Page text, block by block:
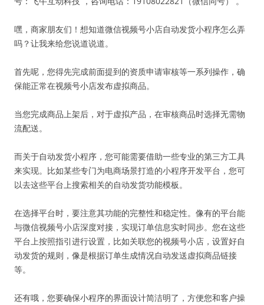
嘿，商家朋友们！想知道微信视频号小店自动发货小程序怎么弄
吗？让我来给您说道说道。
首先呢，您得先完成前面提到的资质申请审核等一系列操作，确
保能正常在视频号小店发布虚拟商品。
当您完成商品上架后，对于虚拟产品，在审核商品时选择无需物
流配送。
而关于自动发货小程序，您可能需要借助一些专业的第三方工具
来实现。比如某些专门为电商场景打造的小程序开发平台，您可
以去这些平台上搜索相关的自动发货功能模板。
在选择平台时，要注意其功能的完整性和稳定性。像有的平台能
与微信视频号小店深度对接，实现订单信息实时同步。您在这些
平台上按照指引进行设置，比如关联您的视频号小店，设置好自
动发货的规则，像是根据订单生成情况自动发送虚拟商品链接
等。
还有哦，您要确保小程序的界面设计简洁明了，方便您和客户操